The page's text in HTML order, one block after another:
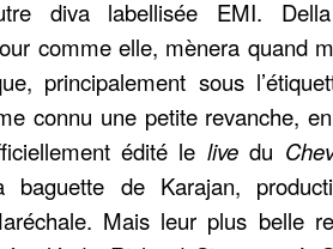
diva labellisée EMI.
comme elle, mènera quand
principalement sous
connu une petite revanche,
édité le livedu
baguette de Karajan,
Mais leur plus belle